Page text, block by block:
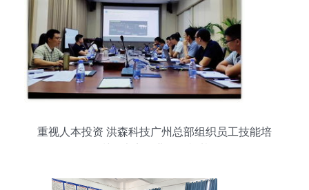
重视人本投资 洪森科技广州总部组织员工技能培